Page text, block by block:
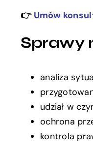
👉 Umów
Sprawy
analiza
udział w
ochrona
kontrola